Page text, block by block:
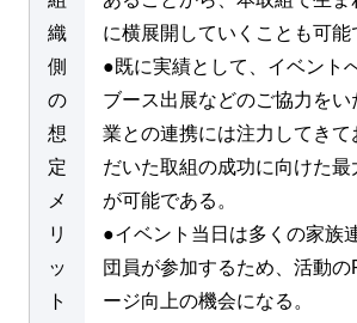
織
側
の
想
定
メ
リ
ッ
ト
に横展開していくことも可能
●既に実績として、イベント
ブース出展などのご協力をい
業との連携には注力してきて
だいた取組の成功に向けた最
が可能である。
●イベント当日は多くの家族
団員が参加するため、活動の
ージ向上の機会になる。